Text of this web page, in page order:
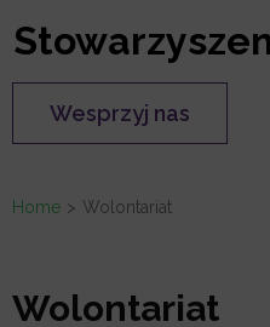
to
content
(Press
Enter)
Wesprzyj nas
Home > Wolontariat
Wolontariat